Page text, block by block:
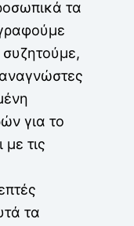
τα
συζητούμε,
για το
με τις
τα